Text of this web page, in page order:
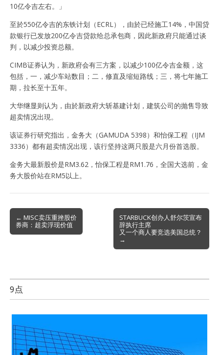
10亿令吉左右。」
至於550亿令吉的东铁计划（ECRL），由於已经施工14%，中国贷
款银行已发放200亿令吉贷款给总承包商，因此新政府只能通过谈
判，以减少投资总额。
CIMB证券认为，新政府会有三方案，以减少100亿令吉金额，这
包括，一，减少车站数目；二，修直及缩短路线；三，将七年施工
期，拉长至十五年。
大华继显则认为，由於新政府大斩基建计划，建筑公司的抛售导致
超卖情况出現。
该证券行研究指出，金务大（GAMUDA 5398）和怡保工程（IJM
3336）都有超卖情况出现，该行坚持这两只股是六月份首选股。
金务大最新股价是RM3.62，怡保工程是RM1.76，全国大选前，金
务大股价站在RM5以上。
Post
navigation
← MISC卖压重挫股价
券商：超卖浮现价值
STARBUCK创办人舒尔茨宣布
辞执行主席
又一个商人要竞选美国总统？
→
9点